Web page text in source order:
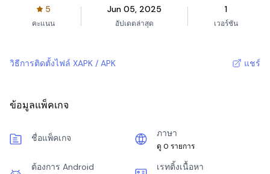
5
คะแนน
Jun 05, 2025
อัปเดตล่าสุด
1
เวอร์ชัน
วิธีการติดตั้งไฟล์ XAPK / APK แชร์
ข้อมูลแพ็คเกจ
ชื่อแพ็คเกจ ภาษา
ดู 0 รายการ
ต้องการ Android เรทติ้งเนื้อหา